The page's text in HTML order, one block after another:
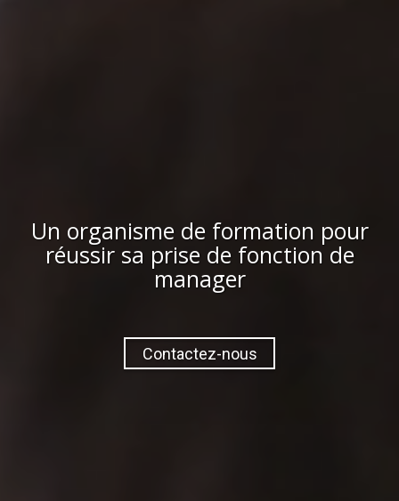
Un organisme de formation pour
réussir sa prise de fonction de
manager
Contactez-nous